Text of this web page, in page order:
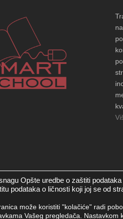
Opšte uredbe o zaštiti
podataka o ličnosti koji joj se od
može koristiti "kolačiće" radi
Vašeg pregledača.